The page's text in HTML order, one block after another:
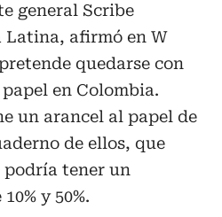
general Scribe
Latina, afirmó en W
quedarse con
en Colombia.
un arancel al papel de
de ellos, que
podría tener un
y 50%.